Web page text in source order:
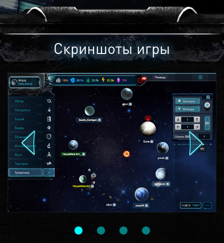
Скриншоты игры